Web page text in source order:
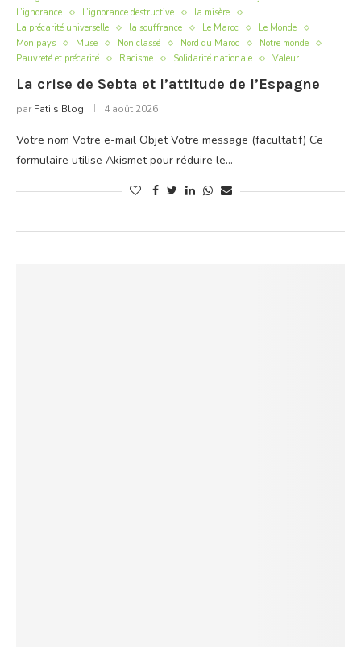
L’ignorance
L’ignorance destructive
la misère
La précarité universelle
la souffrance Le Maroc
Le Monde
Mon pays
Muse Non classé Nord du Maroc
Notre monde
Pauvreté et précarité
Racisme Solidarité nationale Valeur
La crise de Sebta et l’attitude de l’Espagne
par Fati's Blog 4 août 2026
Votre nom Votre e-mail Objet Votre message (facultatif) Ce
formulaire utilise Akismet pour réduire le…